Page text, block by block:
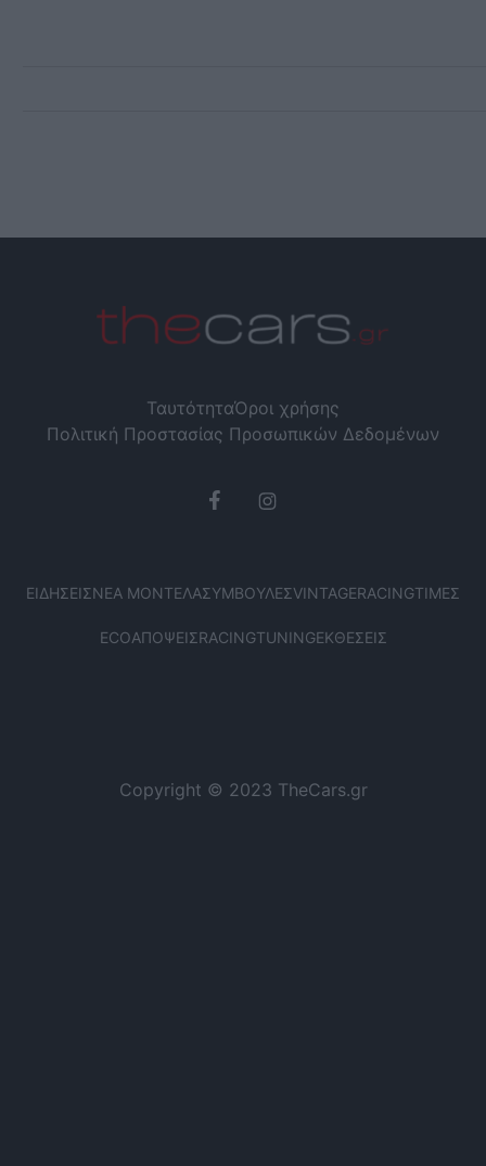
ΤαυτότηταΌροι χρήσης
Πολιτική Προστασίας Προσωπικών Δεδομένων
ΕΙΔΉΣΕΙΣΝΈΑ ΜΟΝΤΈΛΑΣΥΜΒΟΥΛΈΣVINTAGERACINGΤΙΜΈΣ
ECOΑΠΌΨΕΙΣRACINGTUNINGΕΚΘΈΣΕΙΣ
Copyright © 2023 TheCars.gr